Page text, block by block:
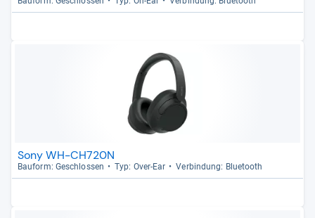
Sony WH-CH720N
Bau­form: Geschlos­sen Typ: Over-​Ear Ver­bin­dung: Blue­tooth